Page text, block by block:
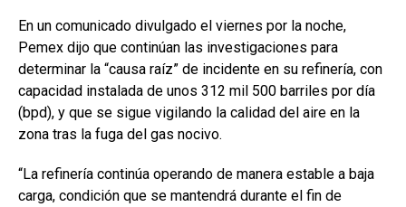
En un comunicado divulgado el viernes por la noche,
Pemex dijo que continúan las investigaciones para
determinar la “causa raíz” de incidente en su refinería, con
capacidad instalada de unos 312 mil 500 barriles por día
(bpd), y que se sigue vigilando la calidad del aire en la
zona tras la fuga del gas nocivo.
“La refinería continúa operando de manera estable a baja
carga, condición que se mantendrá durante el fin de